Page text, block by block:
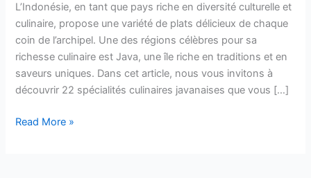
L’Indonésie, en tant que pays riche en diversité culturelle et
culinaire, propose une variété de plats délicieux de chaque
coin de l’archipel. Une des régions célèbres pour sa
richesse culinaire est Java, une île riche en traditions et en
saveurs uniques. Dans cet article, nous vous invitons à
découvrir 22 spécialités culinaires javanaises que vous […]
Read More »